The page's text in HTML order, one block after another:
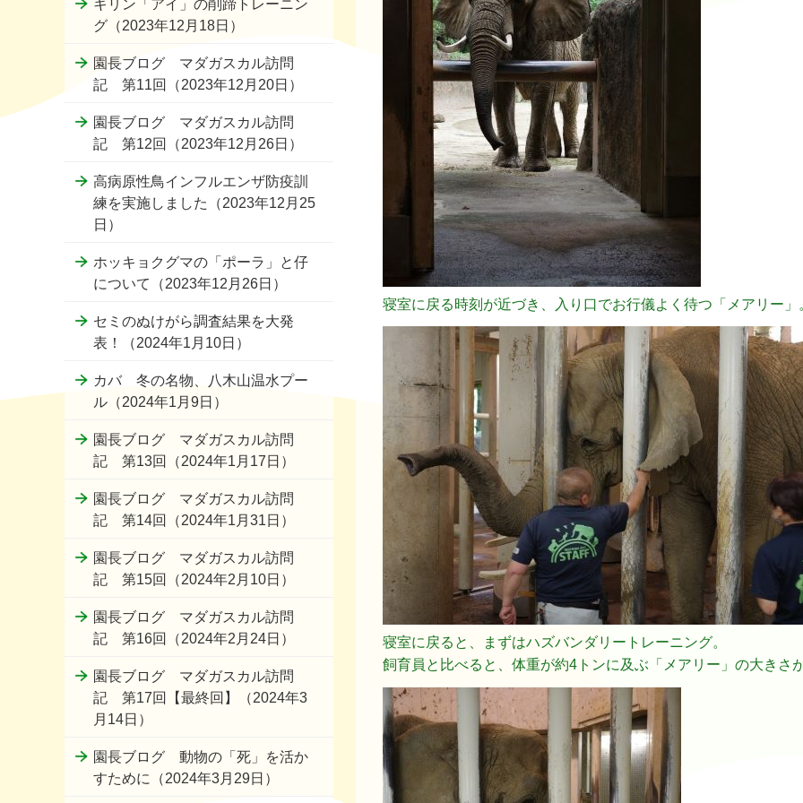
キリン「アイ」の削蹄トレーニン
グ（2023年12月18日）
園長ブログ マダガスカル訪問
記 第11回（2023年12月20日）
園長ブログ マダガスカル訪問
記 第12回（2023年12月26日）
高病原性鳥インフルエンザ防疫訓
練を実施しました（2023年12月25
日）
ホッキョクグマの「ポーラ」と仔
について（2023年12月26日）
セミのぬけがら調査結果を大発
表！（2024年1月10日）
カバ 冬の名物、八木山温水プー
ル（2024年1月9日）
園長ブログ マダガスカル訪問
記 第13回（2024年1月17日）
園長ブログ マダガスカル訪問
記 第14回（2024年1月31日）
園長ブログ マダガスカル訪問
記 第15回（2024年2月10日）
園長ブログ マダガスカル訪問
記 第16回（2024年2月24日）
園長ブログ マダガスカル訪問
記 第17回【最終回】（2024年3
月14日）
園長ブログ 動物の「死」を活か
すために（2024年3月29日）
寝室に戻る時刻が近づき、入り口でお行儀よく待つ「メアリー」
寝室に戻ると、まずはハズバンダリートレーニング。
飼育員と比べると、体重が約4トンに及ぶ「メアリー」の大きさ